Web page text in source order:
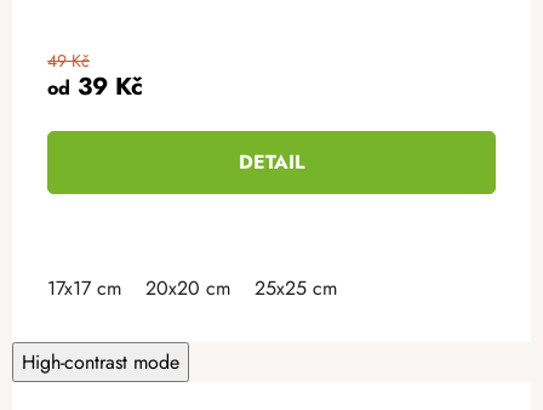
od 39 Kč
49 Kč
DETAIL
17x17 cm 20x20 cm 25x25 cm
High-contrast mode